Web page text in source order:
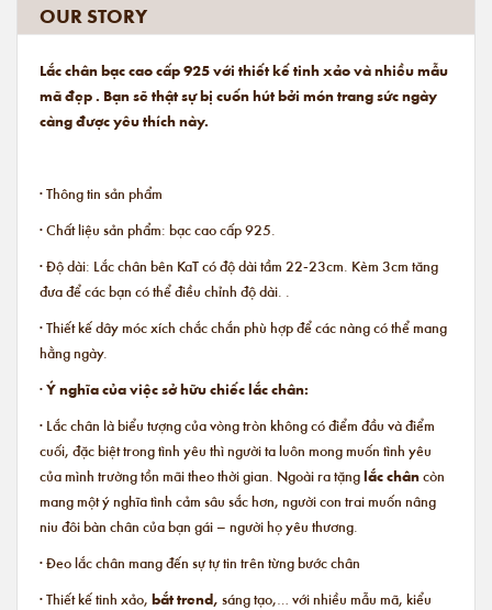
OUR STORY
Lắc chân bạc cao cấp 925 với thiết kế tinh xảo và nhiều mẫu
mã đẹp . Bạn sẽ thật sự bị cuốn hút bởi món trang sức ngày
càng được yêu thích này.
· Thông tin sản phẩm
· Chất liệu sản phẩm: bạc cao cấp 925.
· Độ dài: Lắc chân bên KaT có độ dài tầm 22-23cm. Kèm 3cm tăng
đưa để các bạn có thể điều chỉnh độ dài. .
· Thiết kế dây móc xích chắc chắn phù hợp để các nàng có thể mang
hằng ngày.
·Ý nghĩa của việc sở hữu chiếc lắc chân:
· Lắc chân là biểu tượng của vòng tròn không có điểm đầu và điểm
cuối, đặc biệt trong tình yêu thì người ta luôn mong muốn tình yêu
của mình trường tồn mãi theo thời gian. Ngoài ra tặnglắc châncòn
mang một ý nghĩa tình cảm sâu sắc hơn, người con trai muốn nâng
niu đôi bàn chân của bạn gái – người họ yêu thương.
· Đeo lắc chân mang đến sự tự tin trên từng bước chân
· Thiết kế tinh xảo, bắt trend, sáng tạo,… với nhiều mẫu mã, kiểu